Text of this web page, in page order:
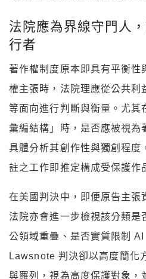
法院應為界線守門人
行者
著作權制度原本即具有平衡性
權主張時，法院理應從公共利
等面向進行判斷與衡量。尤其
彙編結構」時，是否應被視為
具體分析其創作性與獨創程度
註之工作即推定構成受保護作
在美國判決中，即便原告主張
法院亦會進一步檢視該分類是
公領域重疊、是否實質限制
Lawsnote 判決卻以高度簡化
與羅列，視為高度保護對象，